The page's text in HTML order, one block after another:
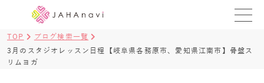
TOP
ブログ検索一覧
3月のスタジオレッスン日程【岐阜県各務原市、愛知県江南市】骨盤ス
リムヨガ